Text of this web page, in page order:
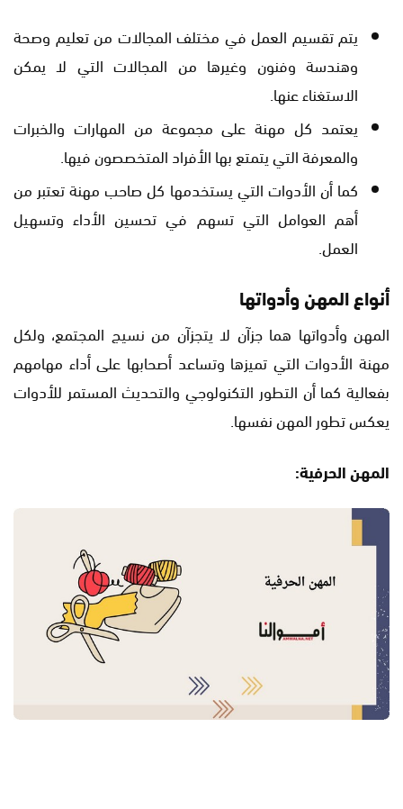
يتم تقسيم العمل في مختلف المجالات من تعليم وصحة
وهندسة وفنون وغيرها من المجالات التي لا يمكن
الاستغناء عنها.
يعتمد كل مهنة على مجموعة من المهارات والخبرات
والمعرفة التي يتمتع بها الأفراد المتخصصون فيها.
كما أن الأدوات التي يستخدمها كل صاحب مهنة تعتبر من
أهم العوامل التي تسهم في تحسين الأداء وتسهيل
العمل.
أنواع المهن وأدواتها
المهن وأدواتها هما جزآن لا يتجزآن من نسيج المجتمع، ولكل
مهنة الأدوات التي تميزها وتساعد أصحابها على أداء مهامهم
بفعالية كما أن التطور التكنولوجي والتحديث المستمر للأدوات
يعكس تطور المهن نفسها.
المهن الحرفية: